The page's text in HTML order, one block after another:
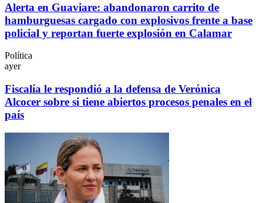
Alerta en Guaviare: abandonaron carrito de
hamburguesas cargado con explosivos frente a base
policial y reportan fuerte explosión en Calamar
Política
ayer
Fiscalía le respondió a la defensa de Verónica
Alcocer sobre si tiene abiertos procesos penales en el
país